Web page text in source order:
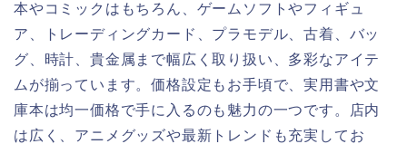
本やコミックはもちろん、ゲームソフトやフィギュ
ア、トレーディングカード、プラモデル、古着、バッ
グ、時計、貴金属まで幅広く取り扱い、多彩なアイテ
ムが揃っています。価格設定もお手頃で、実用書や文
庫本は均一価格で手に入るのも魅力の一つです。店内
は広く、アニメグッズや最新トレンドも充実してお